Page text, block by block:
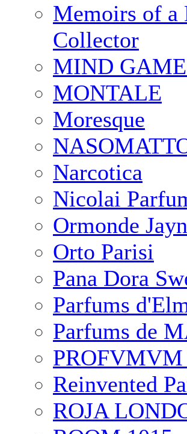
Memoirs of a
Collector
MIND
MONTALE
Moresque
Narcotica
Nicolai
Ormonde
Orto Parisi
Pana Dora
Parfums
Parfums de
Reinvented
ROJA